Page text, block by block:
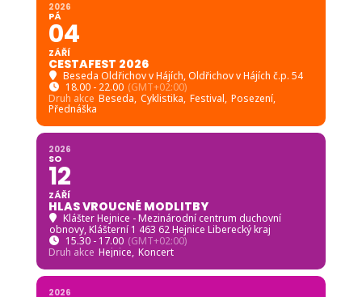
2026
PÁ
04
ZÁŘÍ
CESTAFEST 2026
Beseda Oldřichov v Hájích, Oldřichov v Hájích č.p. 54
18.00 - 22.00 (GMT+02:00)
Druh akce Beseda, Cyklistika, Festival, Posezení,
Přednáška
2026
SO
12
ZÁŘÍ
HLAS VROUCNÉ MODLITBY
Klášter Hejnice - Mezinárodní centrum duchovní
obnovy, Klášterní 1 463 62 Hejnice Liberecký kraj
15.30 - 17.00 (GMT+02:00)
Druh akce Hejnice, Koncert
2026